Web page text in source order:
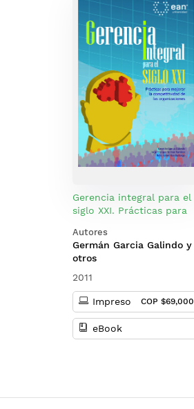
Gerencia integral para el
siglo XXI. Prácticas para
de las organizaciones
Autores
Germán Garcia Galindo y
otros
2011
Impreso COP $69,000
eBook